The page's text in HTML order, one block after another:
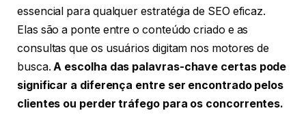
essencial para qualquer estratégia de SEO eficaz.
Elas são a ponte entre o conteúdo criado e as
consultas que os usuários digitam nos motores de
busca. A escolha das palavras-chave certas pode
significar a diferença entre ser encontrado pelos
clientes ou perder tráfego para os concorrentes.